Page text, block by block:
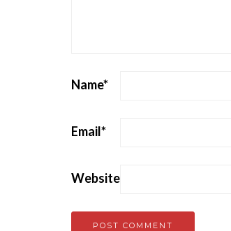
Name*
Email*
Website